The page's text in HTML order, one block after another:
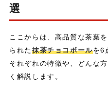
選
ここからは、高品質な茶葉
られた抹茶チョコボールを6
それぞれの特徴や、どんな
く解説します。